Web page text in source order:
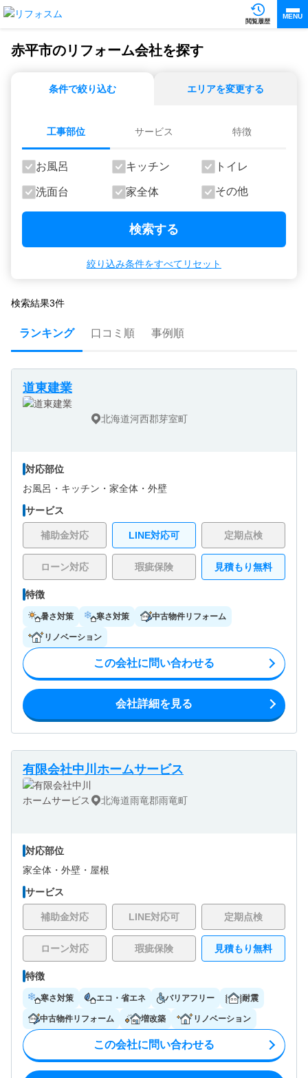
閲覧履歴
MENU
赤平市のリフォーム会社を探す
条件で絞り込む エリアを変更する
工事部位 サービス 特徴
お風呂 キッチン トイレ
洗面台 家全体 その他
検索する
絞り込み条件をすべてリセット
検索結果3件
ランキング 口コミ順 事例順
道東建業
北海道河西郡芽室町
対応部位
お風呂・ キッチン・ 家全体・ 外壁
サービス
補助金対応 LINE対応可 定期点検
ローン対応 瑕疵保険 見積もり無料
特徴
暑さ対策 寒さ対策 中古物件リフォーム
リノベーション
この会社に問い合わせる
会社詳細を見る
有限会社中川ホームサービス
北海道雨竜郡雨竜町
対応部位
家全体・ 外壁・ 屋根
サービス
補助金対応 LINE対応可 定期点検
ローン対応 瑕疵保険 見積もり無料
特徴
寒さ対策 エコ・省エネ バリアフリー 耐震
中古物件リフォーム 増改築 リノベーション
この会社に問い合わせる